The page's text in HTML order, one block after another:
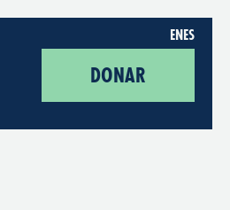
ENES
DONAR